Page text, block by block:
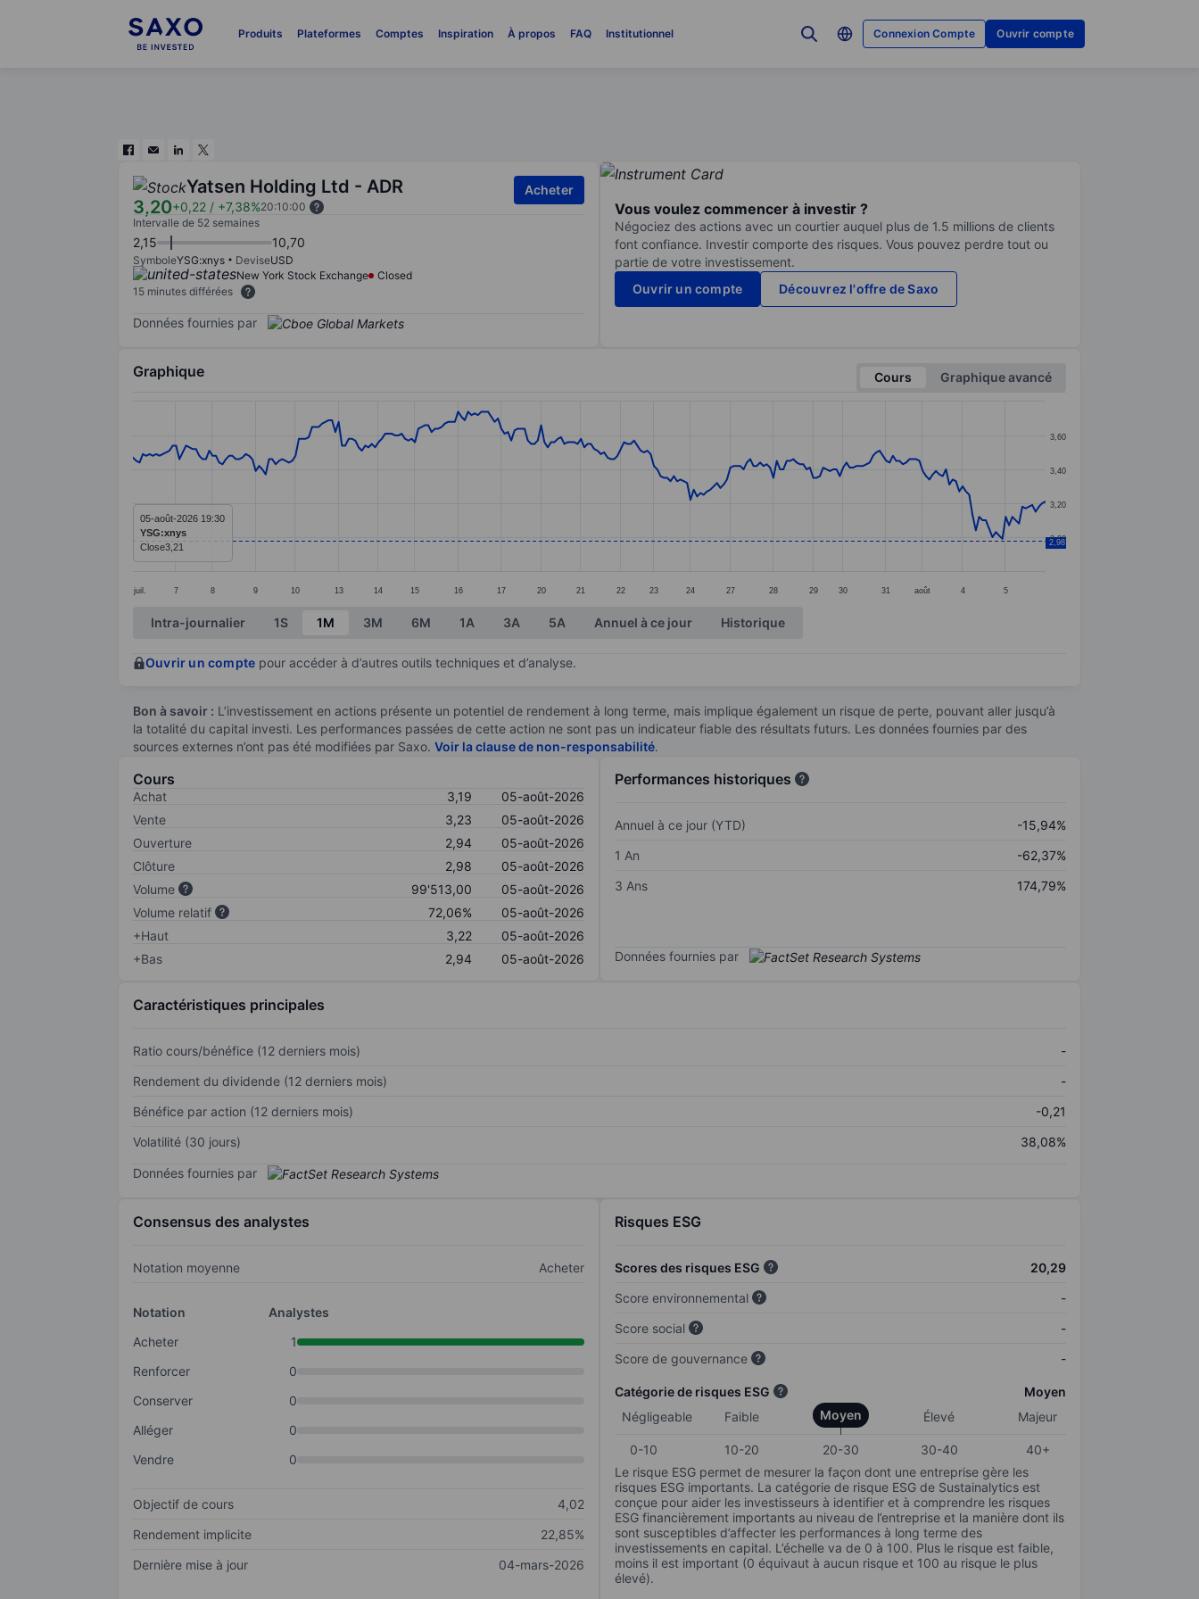
Produits Plateformes Comptes Inspiration À propos FAQ Institutionnel Connexion Compte Ouvrir compte
Yatsen Holding Ltd - ADR
3,20+0,22 / +7,38%20:10:00
Acheter
Intervalle de 52 semaines
2,15 10,70
SymboleYSG:xnys DeviseUSD
New York Stock Exchange
Closed
15 minutes différées
Données fournies par
Vous voulez commencer à investir ?
Négociez des actions avec un courtier auquel plus de 1.5 millions de clients
font confiance. Investir comporte des risques. Vous pouvez perdre tout ou
partie de votre investissement.
Ouvrir un compte
Découvrez l'offre de Saxo
Graphique Cours
Graphique avancé
Line chart with 276 data points.
The chart has 1 X axis displaying categories.
juil. 7 8 9 10 13 14 15 16 17 20 21 22 23 24 27 28 29 30 31 août 4 5
3,00
3,20
3,40
3,60
2,98
05-août-2026 19:30
YSG:xnys
Close3,21
End of interactive chart.
Intra-journalier 1S 1M 3M 6M 1A 3A 5A Annuel à ce jour Historique
Ouvrir un compte pour accéder à d’autres outils techniques et d’analyse.
Bon à savoir : L’investissement en actions présente un potentiel de rendement à long terme, mais implique également un risque de perte, pouvant aller jusqu’à
la totalité du capital investi. Les performances passées de cette action ne sont pas un indicateur fiable des résultats futurs. Les données fournies par des
sources externes n’ont pas été modifiées par Saxo. Voir la clause de non-responsabilité.
Cours
Achat 3,19
05-août-2026
Vente
3,23
05-août-2026
Ouverture
2,94
05-août-2026
Clôture
2,98
05-août-2026
Volume
99'513,00
05-août-2026
Volume relatif
72,06%
05-août-2026
+Haut
3,22
05-août-2026
+Bas
2,94 05-août-2026
Performances historiques
Annuel à ce jour (YTD)
-15,94%
1 An
-62,37%
3 Ans
174,79%
Données fournies par
Caractéristiques principales
Ratio cours/bénéfice (12 derniers mois)
-
Rendement du dividende (12 derniers mois)
-
Bénéfice par action (12 derniers mois)
-0,21
Volatilité (30 jours)
38,08%
Données fournies par
Consensus des analystes
Notation moyenne Acheter
Notation
Analystes
Acheter
1
Renforcer
0
Conserver
0
Alléger
0
Vendre
0
Objectif de cours
4,02
Rendement implicite
22,85%
Dernière mise à jour
04-mars-2026
Risques ESG
Scores des risques ESG
20,29
Score environnemental
-
Score social
-
Score de gouvernance
-
Catégorie de risques ESG
Moyen
Négligeable
Faible Moyen Élevé Majeur
0-10 10-20 20-30 30-40
40+
Le risque ESG permet de mesurer la façon dont une entreprise gère les
risques ESG importants. La catégorie de risque ESG de Sustainalytics est
conçue pour aider les investisseurs à identifier et à comprendre les risques
ESG financièrement importants au niveau de l’entreprise et la manière dont ils
sont susceptibles d’affecter les performances à long terme des
investissements en capital. L’échelle va de 0 à 100. Plus le risque est faible,
moins il est important (0 équivaut à aucun risque et 100 au risque le plus
élevé).